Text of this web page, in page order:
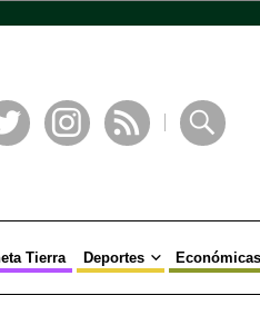
Tierra Deportes Económicas